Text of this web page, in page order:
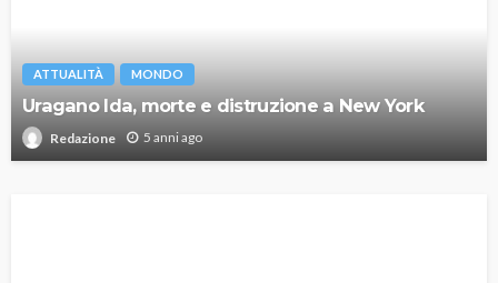
ATTUALITÀ MONDO
Uragano Ida, morte e distruzione a New York
Redazione 5 anni ago